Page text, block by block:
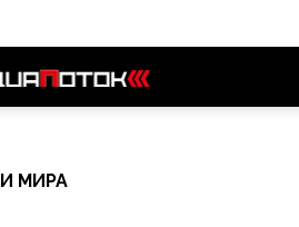
МИРА